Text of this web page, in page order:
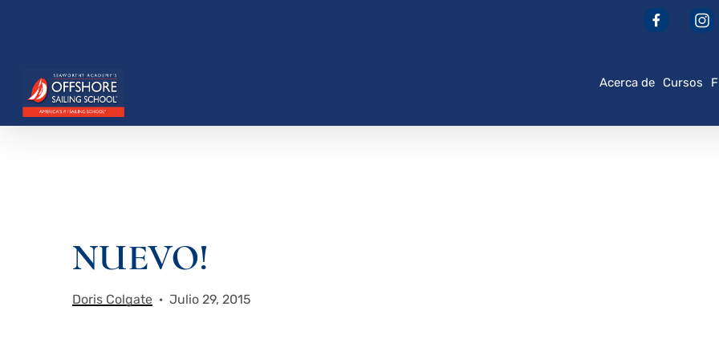
principal
Presione enter para buscar o ESC para cerrar
Acerca de Cursos
NUEVO!
Doris Colgate Julio 29, 2015